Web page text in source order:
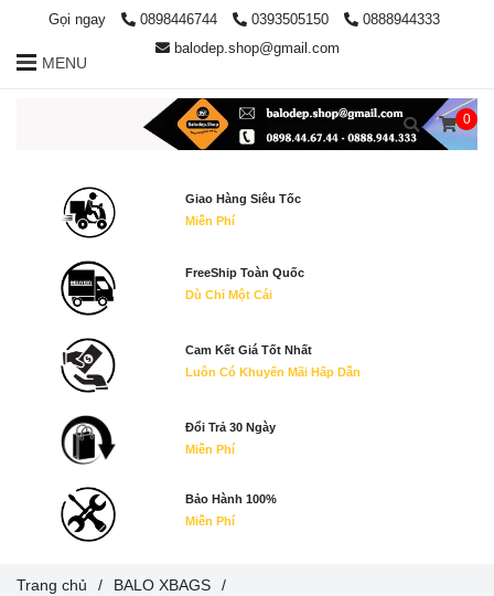
Trang chủ / BALO XBAGS
/
Gọi ngay 0898446744 0393505150
0888944333
balodep.shop@gmail.com
MENU
0
Giao Hàng Siêu Tốc
Miễn Phí
FreeShip Toàn Quốc
Dù Chỉ Một Cái
Cam Kết Giá Tốt Nhất
Luôn Có Khuyến Mãi Hấp Dẫn
Đổi Trả 30 Ngày
Miễn Phí
Bảo Hành 100%
Miễn Phí